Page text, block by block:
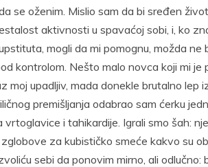
se oženim. Mislio sam da bi sređen
aktivnosti u spavaćoj sobi, i, ko
mogli da mi pomognu, možda ne
kontrolom. Nešto malo novca koji mi
moj upadljiv, mada donekle brutalno lep
premišljanja odabrao sam ćerku
i tahikardije. Igrali smo šah:
za kubističko smeće kakvo su
sebi da ponovim mirno, ali odlučno: